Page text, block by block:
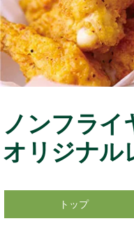
ノンフライ
オリジナル
トップ